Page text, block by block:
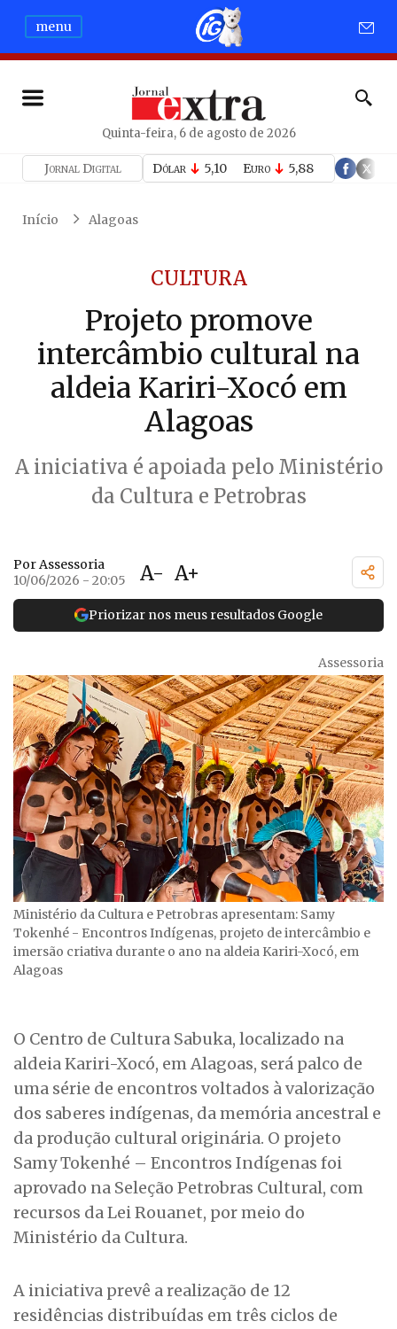
menu
Quinta-feira, 6 de agosto de 2026
Jornal Digital Dólar 5,10 Euro 5,88
Início Alagoas
CULTURA
Projeto promove
intercâmbio cultural na
aldeia Kariri-Xocó em
Alagoas
A iniciativa é apoiada pelo Ministério
da Cultura e Petrobras
Por Assessoria
10/06/2026 - 20:05
A- A+
Priorizar nos meus resultados Google
Assessoria
Ministério da Cultura e Petrobras apresentam: Samy
Tokenhé - Encontros Indígenas, projeto de intercâmbio e
imersão criativa durante o ano na aldeia Kariri-Xocó, em
Alagoas
O Centro de Cultura Sabuka, localizado na
aldeia Kariri-Xocó, em Alagoas, será palco de
uma série de encontros voltados à valorização
dos saberes indígenas, da memória ancestral e
da produção cultural originária. O projeto
Samy Tokenhé – Encontros Indígenas foi
aprovado na Seleção Petrobras Cultural, com
recursos da Lei Rouanet, por meio do
Ministério da Cultura.
A iniciativa prevê a realização de 12
residências distribuídas em três ciclos de